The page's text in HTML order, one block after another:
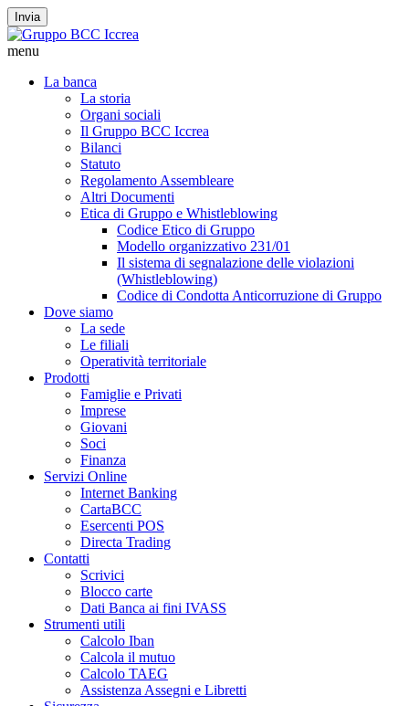
Invia
menu
La banca
La storia
Organi sociali
Il Gruppo BCC Iccrea
Bilanci
Statuto
Regolamento Assembleare
Altri Documenti
Etica di Gruppo e Whistleblowing
Codice Etico di Gruppo
Modello organizzativo 231/01
Il sistema di segnalazione delle violazioni
(Whistleblowing)
Codice di Condotta Anticorruzione di Gruppo
Dove siamo
La sede
Le filiali
Operatività territoriale
Prodotti
Famiglie e Privati
Imprese
Giovani
Soci
Finanza
Servizi Online
Internet Banking
CartaBCC
Esercenti POS
Directa Trading
Contatti
Scrivici
Blocco carte
Dati Banca ai fini IVASS
Strumenti utili
Calcolo Iban
Calcola il mutuo
Calcolo TAEG
Assistenza Assegni e Libretti